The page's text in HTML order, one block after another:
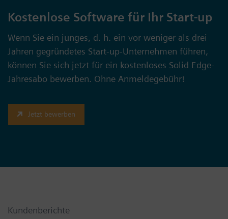
Kostenlose Software für Ihr Start-up
Wenn Sie ein junges, d. h. ein vor weniger als drei
Jahren gegründetes Start-up-Unternehmen führen,
können Sie sich jetzt für ein kostenloses Solid Edge-
Jahresabo bewerben. Ohne Anmeldegebühr!
Jetzt bewerben
Kundenberichte